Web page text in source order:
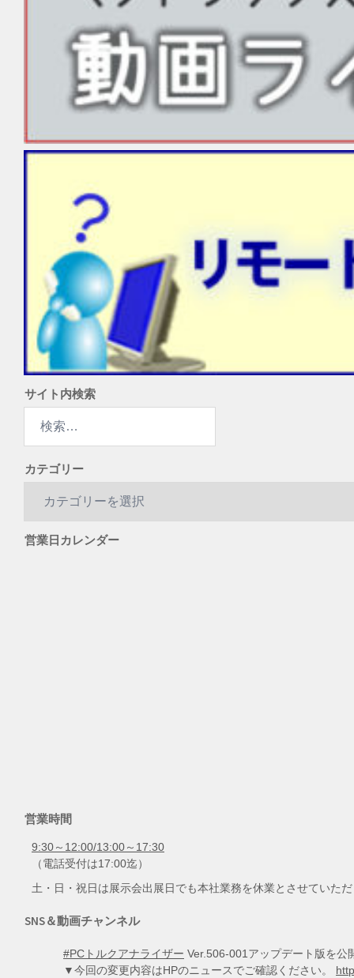
サイト内検索
カテゴリー
リ
営業日カレンダー
営業時間
9:30～12:00/13:00～17:30
（電話受付は17:00迄）
土・日・祝日は展示会出展日でも本社業務を休業とさせていた
SNS＆動画チャンネル
#PCトルクアナライザー Ver.506-001アップデート版を公
▼今回の変更内容はHPのニュースでご確認ください。